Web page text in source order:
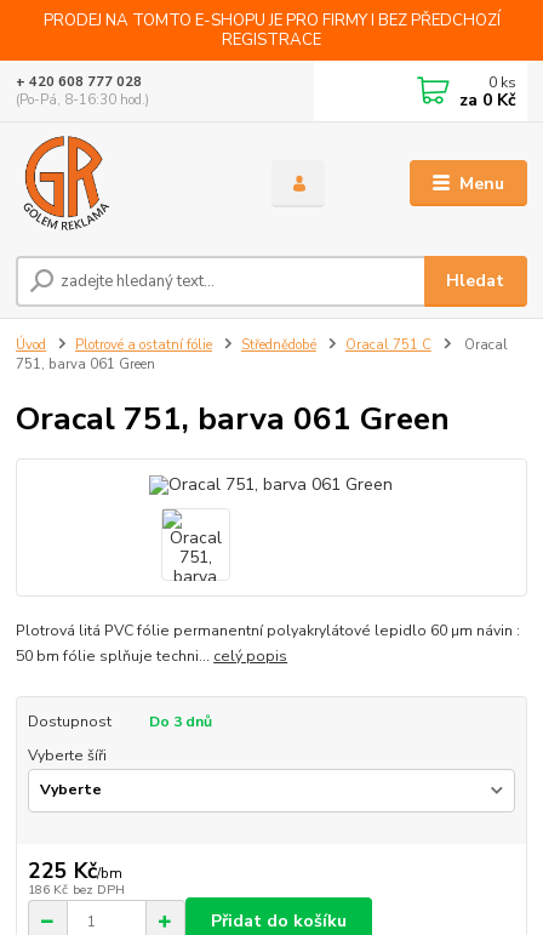
PRODEJ NA TOMTO E-SHOPU JE PRO FIRMY I BEZ PŘEDCHOZÍ
REGISTRACE
Menu
Hledat
+ 420 608 777 028
(Po-Pá, 8-16:30 hod.)
0 ks
za 0 Kč
Úvod Plotrové a ostatní fólie Střednědobé Oracal 751 C
Oracal
751, barva 061 Green
Oracal 751, barva 061 Green
Plotrová litá PVC fólie permanentní polyakrylátové lepidlo 60 µm návin :
50 bm fólie splňuje techni... celý popis
Dostupnost
Do 3 dnů
Vyberte šíři
225 Kč/bm
186 Kč bez DPH
Přidat do košíku